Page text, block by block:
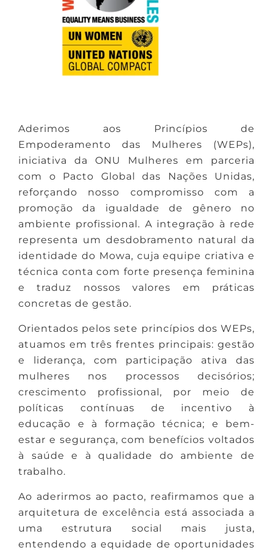
Aderimos aos Princípios de
Empoderamento das Mulheres (WEPs),
iniciativa da ONU Mulheres em parceria
com o Pacto Global das Nações Unidas,
reforçando nosso compromisso com a
promoção da igualdade de gênero no
ambiente profissional. A integração à rede
representa um desdobramento natural da
identidade do Mowa, cuja equipe criativa e
técnica conta com forte presença feminina
e traduz nossos valores em práticas
concretas de gestão.
Orientados pelos sete princípios dos WEPs,
atuamos em três frentes principais: gestão
e liderança, com participação ativa das
mulheres nos processos decisórios;
crescimento profissional, por meio de
políticas contínuas de incentivo à
educação e à formação técnica; e bem-
estar e segurança, com benefícios voltados
à saúde e à qualidade do ambiente de
trabalho.
Ao aderirmos ao pacto, reafirmamos que a
arquitetura de excelência está associada a
uma estrutura social mais justa,
entendendo a equidade de oportunidades